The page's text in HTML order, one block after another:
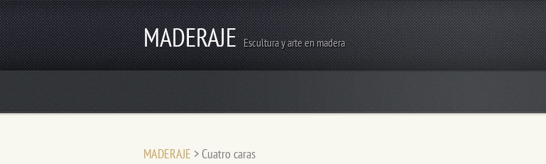
MADERAJE Escultura y arte en madera
MADERAJE >Cuatro caras